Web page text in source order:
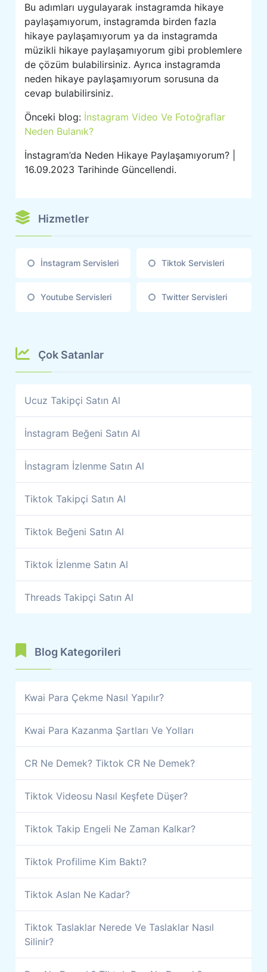
Bu adımları uygulayarak instagramda hikaye
paylaşamıyorum, instagramda birden fazla
hikaye paylaşamıyorum ya da instagramda
müzikli hikaye paylaşamıyorum gibi problemlere
de çözüm bulabilirsiniz. Ayrıca instagramda
neden hikaye paylaşamıyorum sorusuna da
cevap bulabilirsiniz.
Önceki blog: İnstagram Video Ve Fotoğraflar
Neden Bulanık?
İnstagram’da Neden Hikaye Paylaşamıyorum? |
16.09.2023 Tarihinde Güncellendi.
Hizmetler
İnstagram Servisleri Tiktok Servisleri
Youtube Servisleri Twitter Servisleri
Çok Satanlar
Ucuz Takipçi Satın Al
İnstagram Beğeni Satın Al
İnstagram İzlenme Satın Al
Tiktok Takipçi Satın Al
Tiktok Beğeni Satın Al
Tiktok İzlenme Satın Al
Threads Takipçi Satın Al
Blog Kategorileri
Kwai Para Çekme Nasıl Yapılır?
Kwai Para Kazanma Şartları Ve Yolları
CR Ne Demek? Tiktok CR Ne Demek?
Tiktok Videosu Nasıl Keşfete Düşer?
Tiktok Takip Engeli Ne Zaman Kalkar?
Tiktok Profilime Kim Baktı?
Tiktok Aslan Ne Kadar?
Tiktok Taslaklar Nerede Ve Taslaklar Nasıl
Silinir?